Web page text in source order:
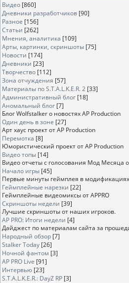
Видео [860]
Дневники разработчиков [90]
Разное [156]
Статьи [262]
Мнения, аналитика [109]
Арты, картинки, скриншоты [75]
Новости [174]
Дневники [23]
Творчество [112]
Зона отчуждения [57]
Материалы по S.T.A.L.K.E.R. 2 [33]
Административный блог [18]
Аномальный блог [7]
Блог Wolfstalker о новостях AP Production
Один день в зоне [27]
Арт хаус проект от AP Production
Перемотка [8]
Юмористический проект от AP Production
Видео топы [14]
Видео отчеты с голосования Мод Месяца
Начало игры [45]
Первые минуты геймплея в модификациях
Геймплейные нарезки [22]
Геймплейные видеомиксы от APPRO
Скриншоты недели [39]
Лучшие скриншоты от наших игроков.
AP PRO: Итоги недели [4]
Дайджест по материалам сайта за
Народный обзор [7]
Stalker Today [26]
Ночной фантом [3]
AP PRO Live [91]
Интервью [23]
S.T.A.L.K.E.R.: DayZ RP [3]